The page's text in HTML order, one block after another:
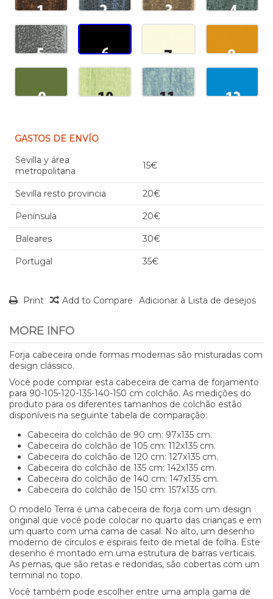
GASTOS DE ENVÍO
Sevilla y área
metropolitana
15€
Sevilla resto provincia 20€
Península 20€
Baleares 30€
Portugal 35€
Print Add to Compare Adicionar à Lista de desejos
MORE INFO
Forja cabeceira onde formas modernas são misturadas com
design clássico.
Você pode comprar esta cabeceira de cama de forjamento
para 90-105-120-135-140-150 cm colchão. As medições do
produto para os diferentes tamanhos de colchão estão
disponíveis na seguinte tabela de comparação:
Cabeceira do colchão de 90 cm: 97x135 cm.
Cabeceira do colchão de 105 cm: 112x135 cm.
Cabeceira do colchão de 120 cm: 127x135 cm.
Cabeceira do colchão de 135 cm: 142x135 cm.
Cabeceira do colchão de 140 cm: 147x135 cm.
Cabeceira do colchão de 150 cm: 157x135 cm.
O modelo Terra é uma cabeceira de forja com um design
original que você pode colocar no quarto das crianças e em
um quarto com uma cama de casal. No alto, um desenho
moderno de círculos e espirais feito de metal de folha. Este
desenho é montado em uma estrutura de barras verticais.
As pernas, que são retas e redondas, são cobertas com um
terminal no topo.
Você também pode escolher entre uma ampla gama de